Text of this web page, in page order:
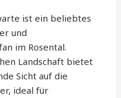
ist ein beliebtes
und
im Rosental.
Landschaft bietet
Sicht auf die
ideal für